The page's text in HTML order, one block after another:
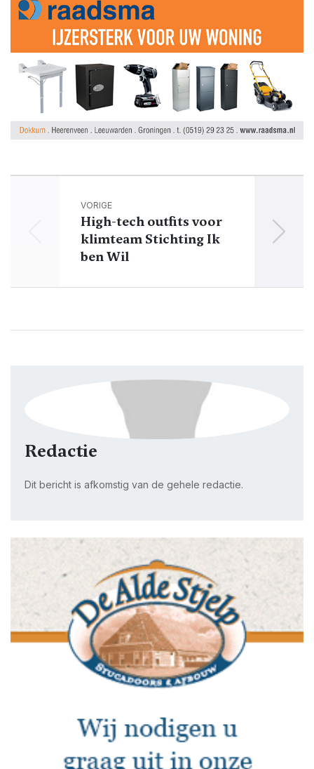
VORIGE
High-tech outfits voor
klimteam Stichting Ik
ben Wil
Redactie
Dit bericht is afkomstig van de gehele redactie.